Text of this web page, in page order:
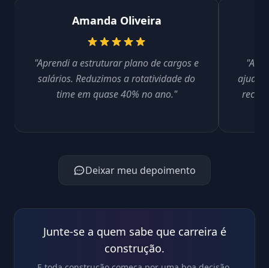
Amanda Oliveira
"Aprendi a estruturar plano de cargos e
salários. Reduzimos a rotatividade do
time em quase 40% no ano."
"As
Deixar meu depoimento
Junte-se a quem sabe que carreira é
construção.